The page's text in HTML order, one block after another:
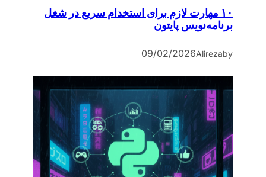
۱۰ مهارت لازم برای استخدام سریع در شغل
برنامه‌نویس پایتون
by
Alireza
09/02/2026